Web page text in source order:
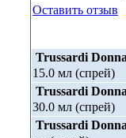
Оставить отзыв
Trussardi
15.0 мл (спрей)
Trussardi
30.0 мл (спрей)
Trussardi